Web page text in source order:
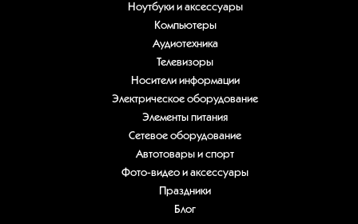
Ноутбуки и аксессуары
Компьютеры
Аудиотехника
Телевизоры
Носители информации
Электрическое оборудование
Элементы питания
Сетевое оборудование
Автотовары и спорт
Фото-видео и аксессуары
Праздники
Блог